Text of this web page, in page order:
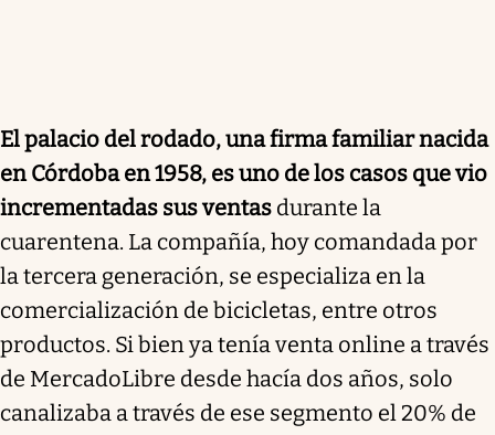
El palacio del rodado, una firma familiar nacida
en Córdoba en 1958, es uno de los casos que vio
incrementadas sus ventas durante la
cuarentena. La compañía, hoy comandada por
la tercera generación, se especializa en la
comercialización de bicicletas, entre otros
productos. Si bien ya tenía venta online a través
de MercadoLibre desde hacía dos años, solo
canalizaba a través de ese segmento el 20% de